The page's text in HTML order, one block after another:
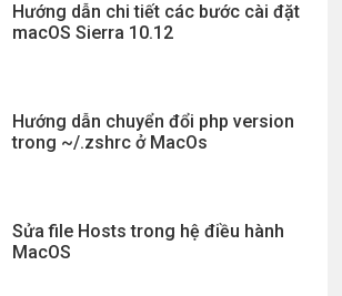
Hướng dẫn chi tiết các bước cài đặt
macOS Sierra 10.12
Hướng dẫn chuyển đổi php version
trong ~/.zshrc ở MacOs
Sửa file Hosts trong hệ điều hành
MacOS